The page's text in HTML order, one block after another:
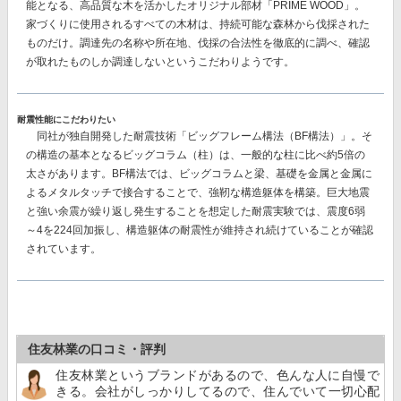
能となる、高品質な木を活かしたオリジナル部材 「PRIME WOOD」。
家づくりに使用されるすべての木材は、持続可能な森林から伐採された
ものだけ。調達先の名称や所在地、伐採の合法性を徹底的に調べ、確認
が取れたものしか調達しないというこだわりようです。
耐震性能にこだわりたい
同社が独自開発した耐震技術 「ビッグフレーム構法（BF構法）」。 そ
の構造の基本となるビッグコラム（柱）は、一般的な柱に比べ約5倍の
太さがあります。BF構法では、ビッグコラムと梁、基礎を金属と金属に
よるメタルタッチで接合することで、強靭な構造躯体を構築。巨大地震
と強い余震が繰り返し発生することを想定した耐震実験では、 震度6弱
～4を224回加振し、構造躯体の耐震性が維持され続けていることが確認
されています。
住友林業の口コミ・評判
住友林業というブランドがあるので、色んな人に自慢で
きる。会社がしっかりしてるので、住んでいて一切心配